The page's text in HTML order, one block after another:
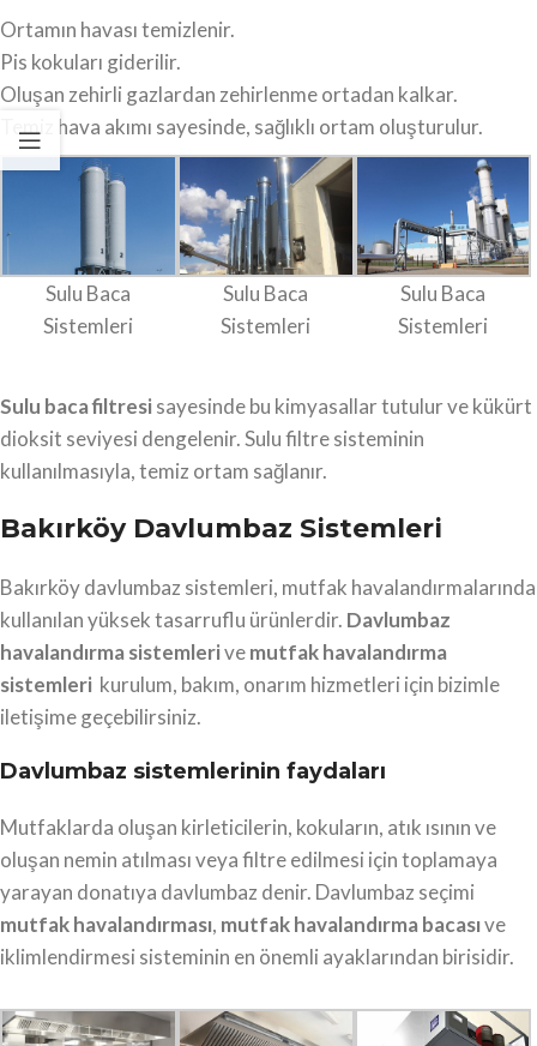
Ortamın havası temizlenir.
Pis kokuları giderilir.
Oluşan zehirli gazlardan zehirlenme ortadan kalkar.
Temiz hava akımı sayesinde, sağlıklı ortam oluşturulur.
Sulu Baca
Sistemleri
Sulu Baca
Sistemleri
Sulu Baca
Sistemleri
Sulu baca filtresisayesinde bu kimyasallar tutulur ve kükürt
dioksit seviyesi dengelenir. Sulu filtre sisteminin
kullanılmasıyla, temiz ortam sağlanır.
Bakırköy Davlumbaz Sistemleri
Bakırköy davlumbaz sistemleri, mutfak havalandırmalarında
kullanılan yüksek tasarruflu ürünlerdir. Davlumbaz
havalandırma sistemlerivemutfak havalandırma
sistemleri kurulum, bakım, onarım hizmetleri için bizimle
iletişime geçebilirsiniz.
Davlumbaz sistemlerinin faydaları
Mutfaklarda oluşan kirleticilerin, kokuların, atık ısının ve
oluşan nemin atılması veya filtre edilmesi için toplamaya
yarayan donatıya davlumbaz denir. Davlumbaz seçimi
mutfak havalandırması, mutfak havalandırma bacasıve
iklimlendirmesi sisteminin en önemli ayaklarından birisidir.